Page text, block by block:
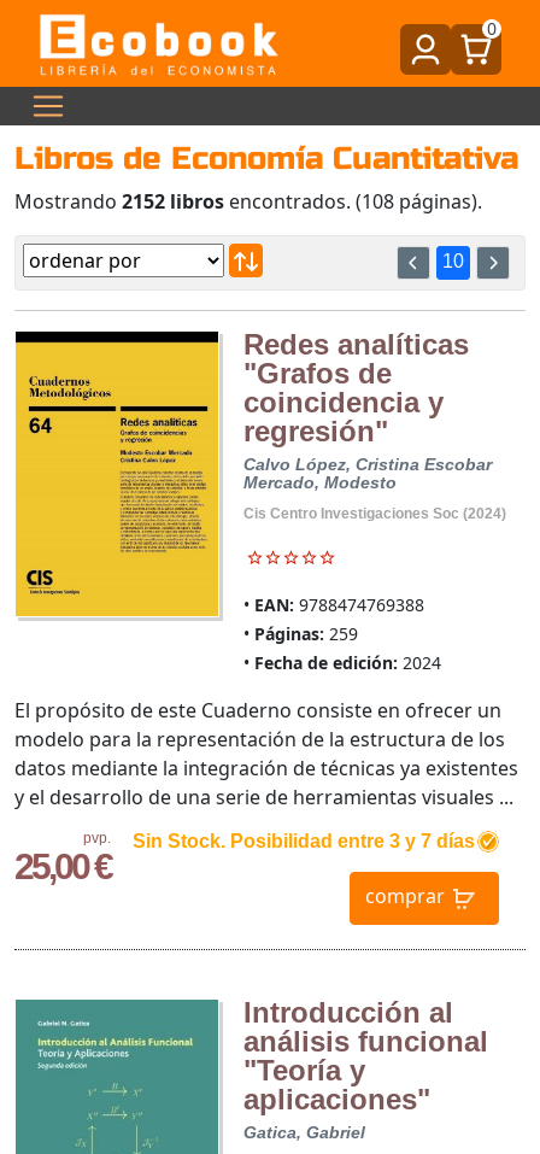
0
Libros de Economía Cuantitativa
Mostrando 2152 libros encontrados. (108 páginas).
10
Redes analíticas
"Grafos de
coincidencia y
regresión"
Calvo López, Cristina Escobar
Mercado, Modesto
Cis Centro Investigaciones Soc (2024)
EAN: 9788474769388
Páginas: 259
Fecha de edición: 2024
pvp.
25,00 €
Sin Stock. Posibilidad entre 3 y 7 días
comprar
El propósito de este Cuaderno consiste en ofrecer un
modelo para la representación de la estructura de los
datos mediante la integración de técnicas ya existentes
y el desarrollo de una serie de herramientas visuales ...
Introducción al
análisis funcional
"Teoría y
aplicaciones"
Gatica, Gabriel